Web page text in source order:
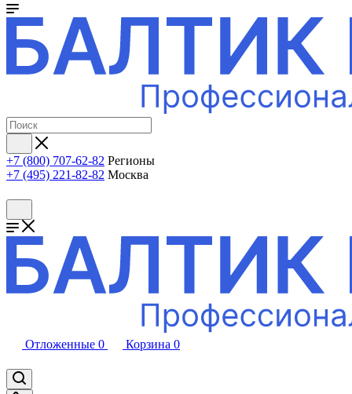
+7 (800) 707-62-82 Регионы
+7 (495) 221-82-82 Москва
Отложенные 0 Корзина 0